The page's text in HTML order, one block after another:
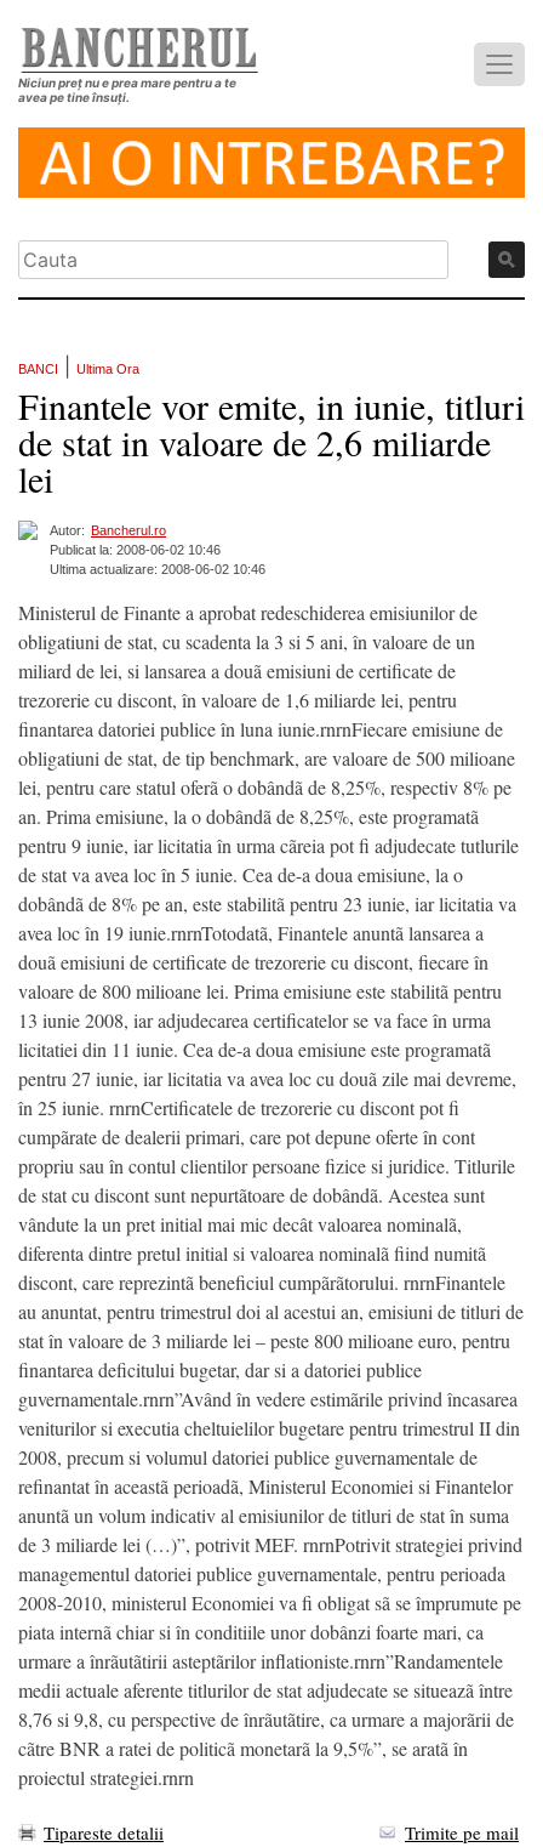
Niciun preț nu e prea mare pentru a te
avea pe tine însuți.
BANCI Ultima Ora
Finantele vor emite, in iunie, titluri
de stat in valoare de 2,6 miliarde
lei
Autor: Bancherul.ro
Publicat la: 2008-06-02 10:46
Ultima actualizare: 2008-06-02 10:46
Ministerul de Finante a aprobat redeschiderea emisiunilor de
obligatiuni de stat, cu scadenta la 3 si 5 ani, în valoare de un
miliard de lei, si lansarea a douã emisiuni de certificate de
trezorerie cu discont, în valoare de 1,6 miliarde lei, pentru
finantarea datoriei publice în luna iunie.rnrnFiecare emisiune de
obligatiuni de stat, de tip benchmark, are valoare de 500 milioane
lei, pentru care statul oferã o dobândã de 8,25%, respectiv 8% pe
an. Prima emisiune, la o dobândã de 8,25%, este programatã
pentru 9 iunie, iar licitatia în urma cãreia pot fi adjudecate tutlurile
de stat va avea loc în 5 iunie. Cea de-a doua emisiune, la o
dobândã de 8% pe an, este stabilitã pentru 23 iunie, iar licitatia va
avea loc în 19 iunie.rnrnTotodatã, Finantele anuntã lansarea a
douã emisiuni de certificate de trezorerie cu discont, fiecare în
valoare de 800 milioane lei. Prima emisiune este stabilitã pentru
13 iunie 2008, iar adjudecarea certificatelor se va face în urma
licitatiei din 11 iunie. Cea de-a doua emisiune este programatã
pentru 27 iunie, iar licitatia va avea loc cu douã zile mai devreme,
în 25 iunie. rnrnCertificatele de trezorerie cu discont pot fi
cumpãrate de dealerii primari, care pot depune oferte în cont
propriu sau în contul clientilor persoane fizice si juridice. Titlurile
de stat cu discont sunt nepurtãtoare de dobândã. Acestea sunt
vândute la un pret initial mai mic decât valoarea nominalã,
diferenta dintre pretul initial si valoarea nominalã fiind numitã
discont, care reprezintã beneficiul cumpãrãtorului. rnrnFinantele
au anuntat, pentru trimestrul doi al acestui an, emisiuni de titluri de
stat în valoare de 3 miliarde lei – peste 800 milioane euro, pentru
finantarea deficitului bugetar, dar si a datoriei publice
guvernamentale.rnrn”Având în vedere estimãrile privind încasarea
veniturilor si executia cheltuielilor bugetare pentru trimestrul II din
2008, precum si volumul datoriei publice guvernamentale de
refinantat în aceastã perioadã, Ministerul Economiei si Finantelor
anuntã un volum indicativ al emisiunilor de titluri de stat în suma
de 3 miliarde lei (…)”, potrivit MEF. rnrnPotrivit strategiei privind
managementul datoriei publice guvernamentale, pentru perioada
2008-2010, ministerul Economiei va fi obligat sã se împrumute pe
piata internã chiar si în conditiile unor dobânzi foarte mari, ca
urmare a înrãutãtirii asteptãrilor inflationiste.rnrn”Randamentele
medii actuale aferente titlurilor de stat adjudecate se situeazã între
8,76 si 9,8, cu perspective de înrãutãtire, ca urmare a majorãrii de
cãtre BNR a ratei de politicã monetarã la 9,5%”, se aratã în
proiectul strategiei.rnrn
Tipareste detalii
Trimite pe mail